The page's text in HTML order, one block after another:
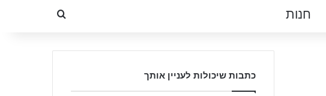
חנות Search for
כתבות שיכולות לעניין אותך